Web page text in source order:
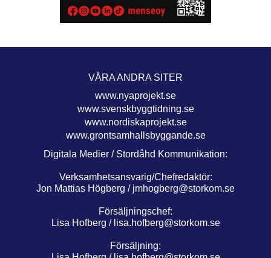
VÅRA ANDRA SITER
www.nyaprojekt.se
www.svenskbyggtidning.se
www.nordiskaprojekt.se
www.grontsamhallsbyggande.se
Digitala Medier / Stordåhd Kommunikation:
Verksamhetsansvarig/Chefredaktör:
Jon Mattias Högberg / jmhogberg@storkom.se
Försäljningschef:
Lisa Hofberg / lisa.hofberg@storkom.se
Försäljning: